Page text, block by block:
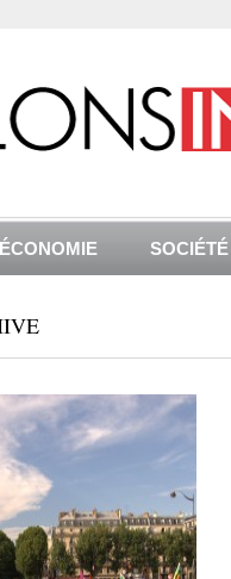
ÉCONOMIE SOCIÉTÉ